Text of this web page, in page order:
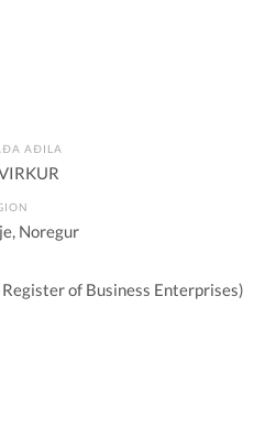
AÐILA
Noregur
of Business Enterprises)